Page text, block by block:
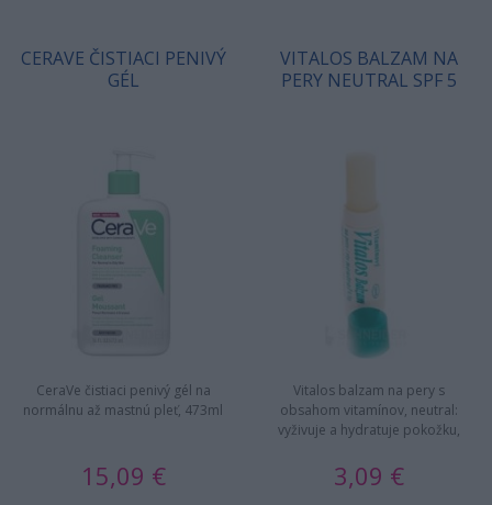
CERAVE ČISTIACI PENIVÝ
GÉL
CeraVe čistiaci penivý gél na
normálnu až mastnú pleť, 473ml
15,09 €
VITALOS BALZAM NA
PERY NEUTRAL SPF 5
Vitalos balzam na pery s
obsahom vitamínov, neutral:
vyživuje a hydratuje pokožku,
3,09 €